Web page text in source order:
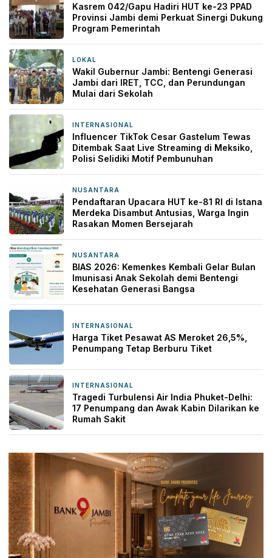
Kasrem 042/Gapu Hadiri HUT ke-23 PPAD
Provinsi Jambi demi Perkuat Sinergi Dukung
Program Pemerintah
LOKAL
Wakil Gubernur Jambi: Bentengi Generasi
Jambi dari IRET, TCC, dan Perundungan
Mulai dari Sekolah
INTERNASIONAL
Influencer TikTok Cesar Gastelum Tewas
Ditembak Saat Live Streaming di Meksiko,
Polisi Selidiki Motif Pembunuhan
NUSANTARA
Pendaftaran Upacara HUT ke-81 RI di Istana
Merdeka Disambut Antusias, Warga Ingin
Rasakan Momen Bersejarah
NUSANTARA
BIAS 2026: Kemenkes Kembali Gelar Bulan
Imunisasi Anak Sekolah demi Bentengi
Kesehatan Generasi Bangsa
INTERNASIONAL
Harga Tiket Pesawat AS Meroket 26,5%,
Penumpang Tetap Berburu Tiket
INTERNASIONAL
Tragedi Turbulensi Air India Phuket-Delhi:
17 Penumpang dan Awak Kabin Dilarikan ke
Rumah Sakit